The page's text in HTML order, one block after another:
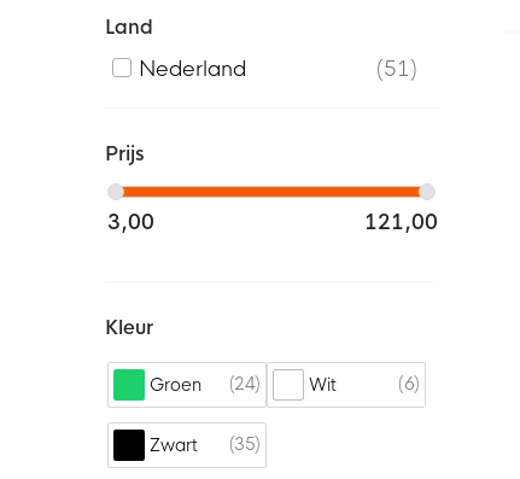
Land
Nederland
51
Prijs
3,00 121,00
Kleur
Groen 24 Wit 6
Zwart 35